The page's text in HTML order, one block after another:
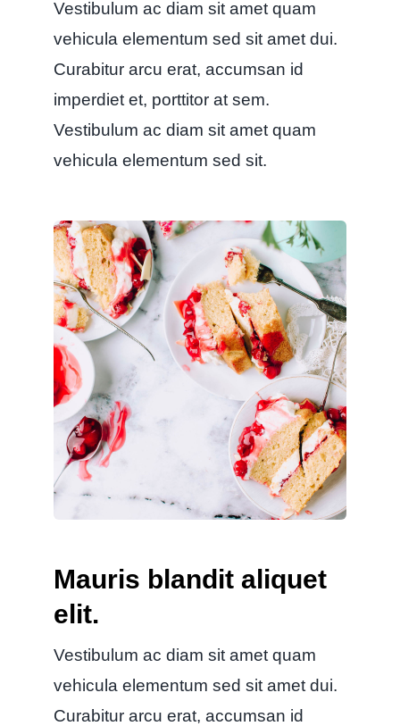
Vestibulum ac diam sit amet quam
vehicula elementum sed sit amet dui.
Curabitur arcu erat, accumsan id
imperdiet et, porttitor at sem.
Vestibulum ac diam sit amet quam
vehicula elementum sed sit.
Mauris blandit aliquet
elit.
Vestibulum ac diam sit amet quam
vehicula elementum sed sit amet dui.
Curabitur arcu erat, accumsan id